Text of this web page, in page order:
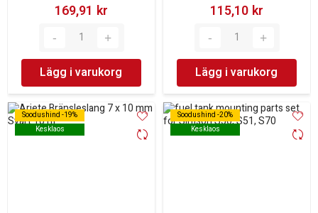
169,91 kr‎
Lägg i varukorg
115,10 kr‎
Lägg i varukorg
Soodushind -19%
Kesklaos
Soodushind -19%
Kesklaos
Soodushind -20%
Kesklaos
Soodushind -20%
Kesklaos